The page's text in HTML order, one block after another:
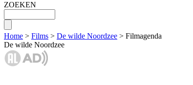
ZOEKEN
Home > Films > De wilde Noordzee > Filmagenda
De wilde Noordzee